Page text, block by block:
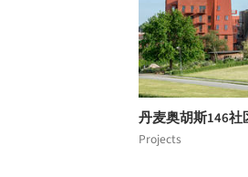
丹麦奥胡斯146社
Projects